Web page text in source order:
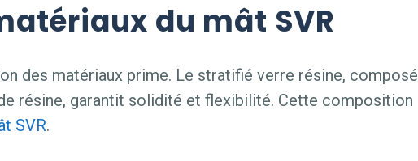
du mât SVR
des matériaux prime. Le stratifié verre résine, composé
résine, garantit solidité et flexibilité. Cette composition
SVR.